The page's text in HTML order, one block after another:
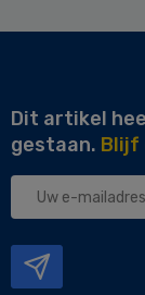
Dit artikel
gestaan. Blijf
Uw